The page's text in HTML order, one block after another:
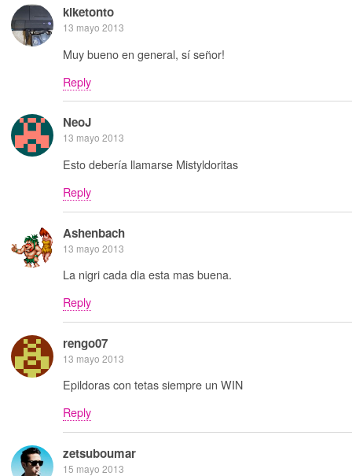
kiketonto
13 mayo 2013
Muy bueno en general, sí señor!
Reply
NeoJ
13 mayo 2013
Esto debería llamarse Mistyldoritas
Reply
Ashenbach
13 mayo 2013
La nigri cada dia esta mas buena.
Reply
rengo07
13 mayo 2013
Epildoras con tetas siempre un WIN
Reply
zetsuboumar
15 mayo 2013